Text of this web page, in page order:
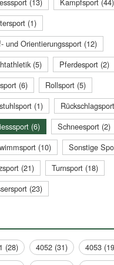
(1)
und Orientierungssport (12)
(5)
Pferdesport (2)
(6)
Rollsport (5)
(1)
(6)
Schneesport (2)
(10)
Sonstige
(21)
Turnsport (18)
(23)
(28) 4052 (31)
4053